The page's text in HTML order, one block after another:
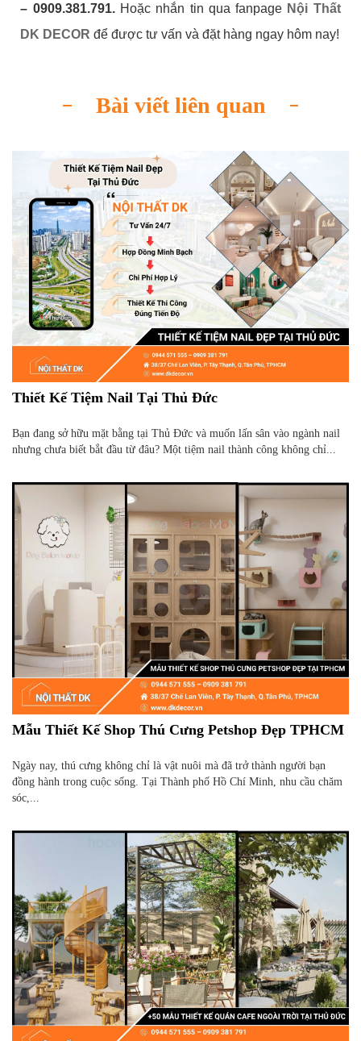
– 0909.381.791. Hoặc nhắn tin qua fanpage Nội Thất
DK DECOR để được tư vấn và đặt hàng ngay hôm nay!
Bài viết liên quan
Thiết Kế Tiệm Nail Tại Thủ Đức
Bạn đang sở hữu mặt bằng tại Thủ Đức và muốn lấn sân vào ngành nail
nhưng chưa biết bắt đầu từ đâu? Một tiệm nail thành công không chỉ...
Mẫu Thiết Kế Shop Thú Cưng Petshop Đẹp TPHCM
Ngày nay, thú cưng không chỉ là vật nuôi mà đã trở thành người bạn
đồng hành trong cuộc sống. Tại Thành phố Hồ Chí Minh, nhu cầu chăm
sóc,...